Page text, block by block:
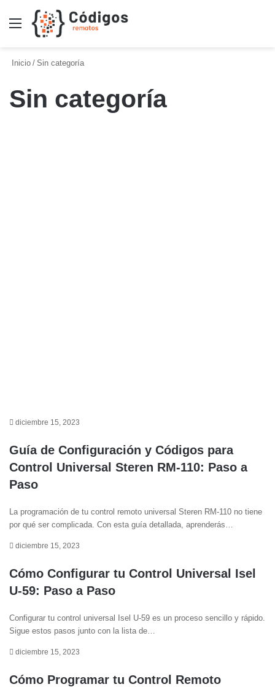
Menú
Inicio / Sin categoría
Sin categoría
diciembre 15, 2023
Guía de Configuración y Códigos para
Control Universal Steren RM-110: Paso a
Paso
La programación de tu control remoto universal Steren RM-110 no tiene
por qué ser complicada. Con esta guía detallada, aprenderás…
diciembre 15, 2023
Cómo Configurar tu Control Universal Isel
U-59: Paso a Paso
Configurar tu control universal Isel U-59 es un proceso sencillo y rápido.
Sigue estos pasos junto con la lista de…
diciembre 15, 2023
Cómo Programar tu Control Remoto